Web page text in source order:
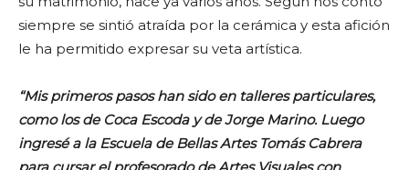
siempre se sintió atraída por la cerámica y esta afición
le ha permitido expresar su veta artística.
“Mis primeros pasos han sido en talleres particulares,
como los de Coca Escoda y de Jorge Marino. Luego
ingresé a la Escuela de Bellas Artes Tomás Cabrera